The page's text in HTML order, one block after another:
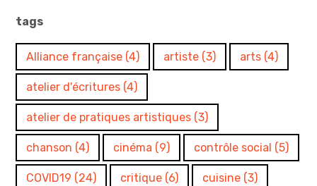
tags
Alliance française (4) artiste (3) arts (4)
atelier d'écritures (4)
atelier de pratiques artistiques (3)
chanson (4) cinéma (9) contrôle social (5)
COVID19 (24) critique (6) cuisine (3)